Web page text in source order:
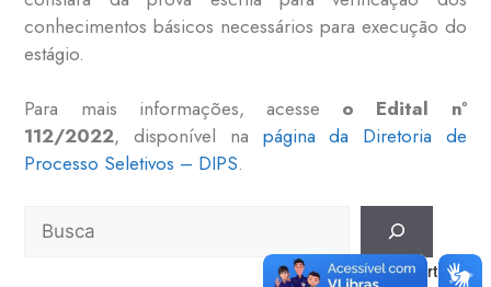
conhecimentos básicos necessários para execução do
estágio.
Para mais informações, acesse o Edital nº
112/2022, disponível na página da Diretoria de
Processo Seletivos – DIPS.
Todos os Artigos